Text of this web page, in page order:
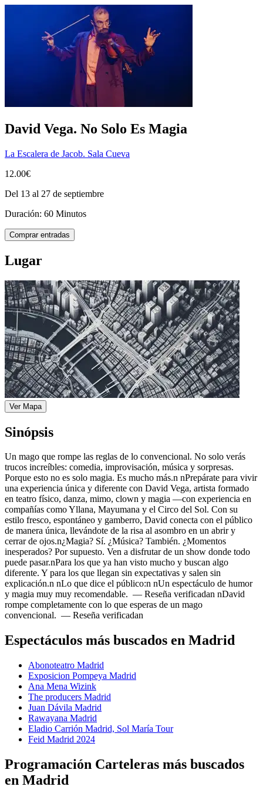
David Vega. No Solo Es Magia
La Escalera de Jacob. Sala Cueva
12.00€
Del 13 al 27 de septiembre
Duración: 60 Minutos
Comprar entradas
Lugar
Ver Mapa
Sinópsis
Un mago que rompe las reglas de lo convencional. No solo verás
trucos increíbles: comedia, improvisación, música y sorpresas.
Porque esto no es solo magia. Es mucho más.n nPrepárate para vivir
una experiencia única y diferente con David Vega, artista formado
en teatro físico, danza, mimo, clown y magia —con experiencia en
compañías como Yllana, Mayumana y el Circo del Sol. Con su
estilo fresco, espontáneo y gamberro, David conecta con el público
de manera única, llevándote de la risa al asombro en un abrir y
cerrar de ojos.n¿Magia? Sí. ¿Música? También. ¿Momentos
inesperados? Por supuesto. Ven a disfrutar de un show donde todo
puede pasar.nPara los que ya han visto mucho y buscan algo
diferente. Y para los que llegan sin expectativas y salen sin
explicación.n nLo que dice el público:n nUn espectáculo de humor
y magia muy muy recomendable. — Reseña verificadan nDavid
rompe completamente con lo que esperas de un mago
convencional. — Reseña verificadan
Espectáculos más buscados en Madrid
Abonoteatro Madrid
Exposicion Pompeya Madrid
Ana Mena Wizink
The producers Madrid
Juan Dávila Madrid
Rawayana Madrid
Eladio Carrión Madrid, Sol María Tour
Feid Madrid 2024
Programación Carteleras más buscados
en Madrid